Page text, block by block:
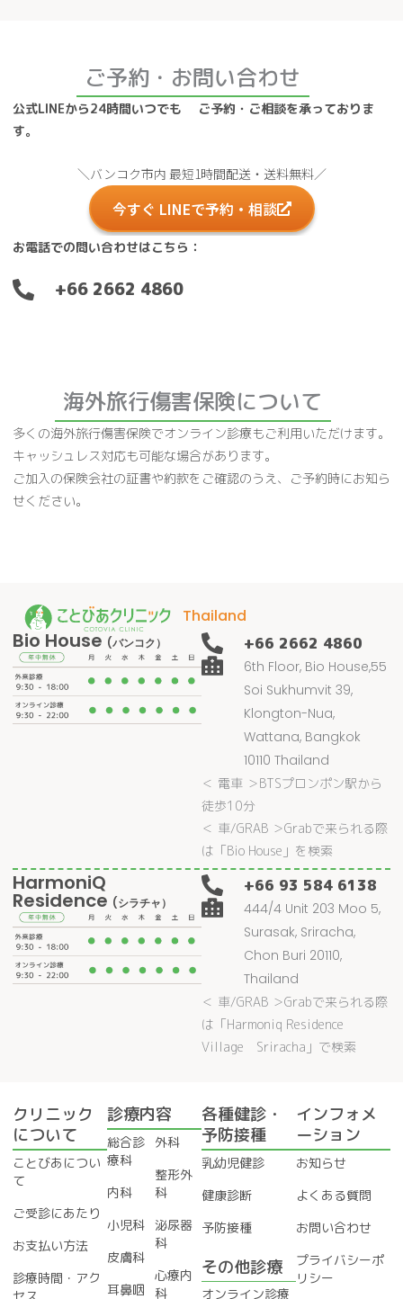
ご予約・お問い合わせ
公式LINEから24時間いつでも ご予約・ご相談を承っておりま
す。
＼バンコク市内 最短1時間配送‧送料無料／
今すぐ LINEで予約・相談
お電話での問い合わせはこちら：
+66 2662 4860
海外旅行傷害保険について
多くの海外旅行傷害保険でオンライン診療もご利用いただけます。
キャッシュレス対応も可能な場合があります。
ご加入の保険会社の証書や約款をご確認のうえ、ご予約時にお知ら
せください。
Thailand
Bio House(バンコク） +66 2662 4860
6th Floor, Bio House,55
Soi Sukhumvit 39,
Klongton-Nua,
Wattana, Bangkok
10110 Thailand
＜ 電車 ＞BTSプロンポン駅から
徒歩10分
＜ 車/GRAB ＞Grabで来られる際
は「Bio House」を検索
HarmoniQ
Residence (シラチャ）
+66 93 584 6138
444/4 Unit 203 Moo 5,
Surasak, Sriracha,
Chon Buri 20110,
Thailand
＜ 車/GRAB ＞Grabで来られる際
は「Harmoniq Residence
Village Sriracha」で検索
クリニック
について
ことびあについ
て
ご受診にあたり
お支払い方法
診療時間・アク
セス
診療内容
総合診
療科
内科
小児科
皮膚科
耳鼻咽
外科
整形外
科
泌尿器
科
心療内
科
各種健診・
予防接種
乳幼児健診
健康診断
予防接種
その他診療
オンライン診療
インフォメ
ーション
お知らせ
よくある質問
お問い合わせ
プライバシーポ
リシー